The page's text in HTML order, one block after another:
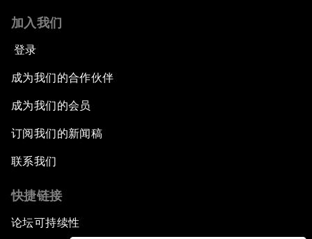
加入我们
登录
成为我们的合作伙伴
成为我们的会员
订阅我们的新闻稿
联系我们
快捷链接
论坛可持续性